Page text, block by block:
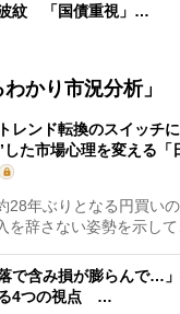
紋 「国債重視」…
かり市況分析」
トレンド転換のスイッチ
した市場心理を変える「
年ぶりとなる円買い
を辞さない姿勢を示して
で含み損が膨らんで…
る4つの視点 …